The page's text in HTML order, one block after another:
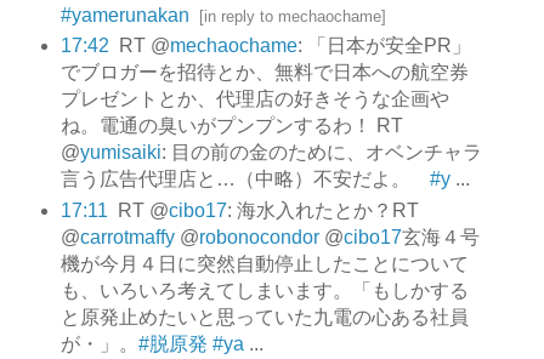
#yamerunakan [in reply to mechaochame]
17:42 RT @mechaochame: 「日本が安全PR」
でブロガーを招待とか、無料で日本への航空券
プレゼントとか、代理店の好きそうな企画や
ね。電通の臭いがプンプンするわ！ RT
@yumisaiki: 目の前の金のために、オベンチャラ
言う広告代理店と…（中略）不安だよ。 #y...
17:11
RT @cibo17: 海水入れたとか？RT
@carrotmaffy@robonocondor@cibo17玄海４号
機が今月４日に突然自動停止したことについて
も、いろいろ考えてしまいます。「もしかする
と原発止めたいと思っていた九電の心ある社員
が・」。 #脱原発 #ya...